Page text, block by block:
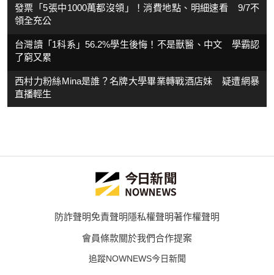
發票「5張中1000萬都沒領」！消費地點、明細速看 9/7不
領全充公
台灣讀「1科系」56.2%學生後悔！不是獸醫、中文 學霸認
了窮又累
西村力粉絲Mina是誰？名牌大學畢業轉戰酒店妹 疑遭網暴
直播輕生
防詐聲明免責聲明隱私權聲明著作權聲明
會員條款關於我們合作提案
追蹤NOWNEWS今日新聞